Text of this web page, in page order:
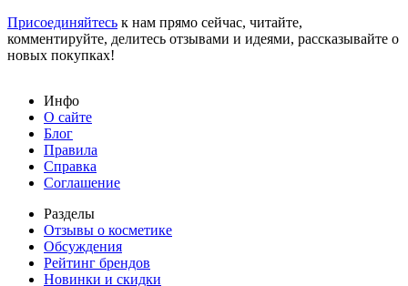
Присоединяйтесь к нам прямо сейчас, читайте,
комментируйте, делитесь отзывами и идеями, рассказывайте о
новых покупках!
Инфо
О сайте
Блог
Правила
Справка
Соглашение
Разделы
Отзывы о косметике
Обсуждения
Рейтинг брендов
Новинки и скидки